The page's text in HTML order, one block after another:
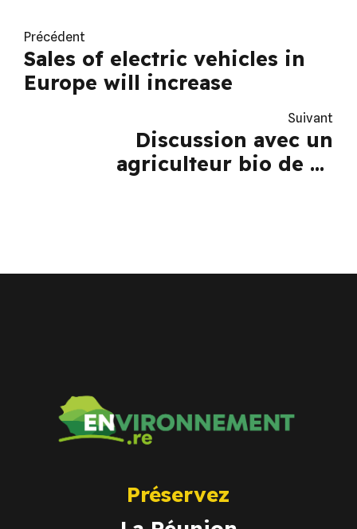
Précédent
Sales of electric vehicles in
Europe will increase
Suivant
Discussion avec un
agriculteur bio de La
Préservez